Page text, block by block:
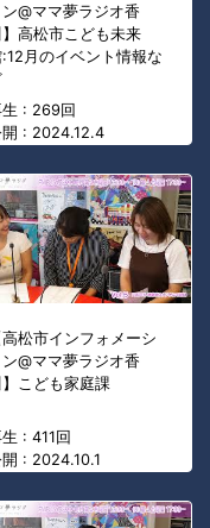
ン@ママ夢ラジオ香
】高松市こども未来
月のイベント情報な
: 269回
開 : 2024.12.4
高松市インフォメーシ
ン@ママ夢ラジオ香
】こども家庭課
: 411回
: 2024.10.1